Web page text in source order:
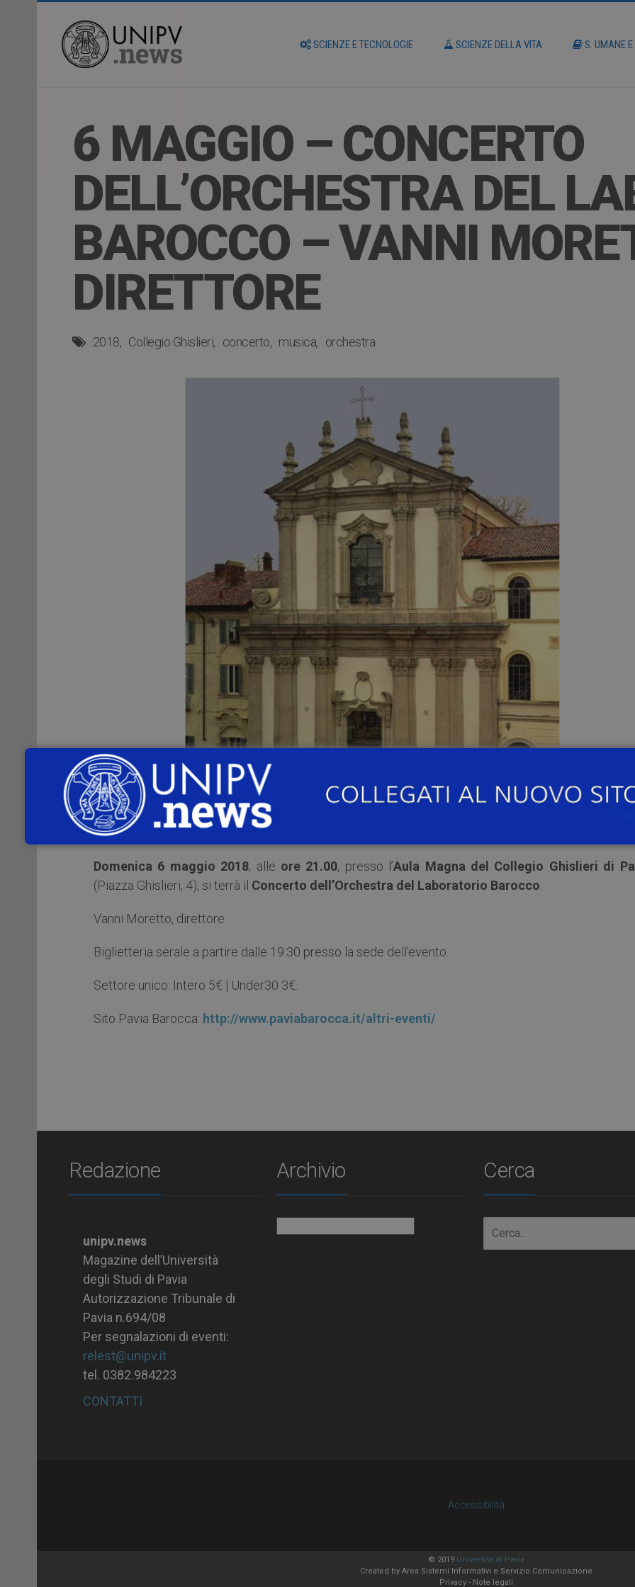
SCIENZE E TECNOLOGIE SCIENZE DELLA VITA S. UMANE
6 MAGGIO – CONCERTO
DELL’ORCHESTRA DEL
BAROCCO – VANNI
DIRETTORE
2018 Collegio Ghislieri concerto musica orchestra
Domenica 6 maggio 2018, alle ore 21.00, presso l’Aula Magna del Collegio Ghislieri di
(Piazza Ghislieri, 4), si terrà il Concerto dell’Orchestra del Laboratorio Barocco.
Vanni Moretto, direttore
Biglietteria serale a partire dalle 19:30 presso la sede dell’evento.
Settore unico: Intero 5€ | Under30 3€.
Sito Pavia Barocca: http://www.paviabarocca.it/altri-eventi/
Redazione
unipv.news
Magazine dell’Università
degli Studi di Pavia
Autorizzazione Tribunale di
Pavia n.694/08
Per segnalazioni di eventi:
relest@unipv.it
tel. 0382.984223
CONTATTI
Archivio Cerca
Accessibilità
© 2019 Università di Pavia
Created by Area Sistemi Informativi e Servizio Comunicazione
Privacy - Note legali